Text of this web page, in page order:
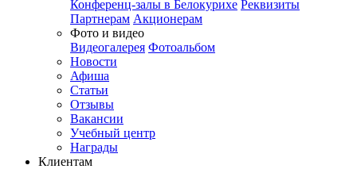
Конференц-залы в Белокурихе Реквизиты
Партнерам Акционерам
Фото и видео
Видеогалерея Фотоальбом
Новости
Афиша
Статьи
Отзывы
Вакансии
Учебный центр
Награды
Клиентам